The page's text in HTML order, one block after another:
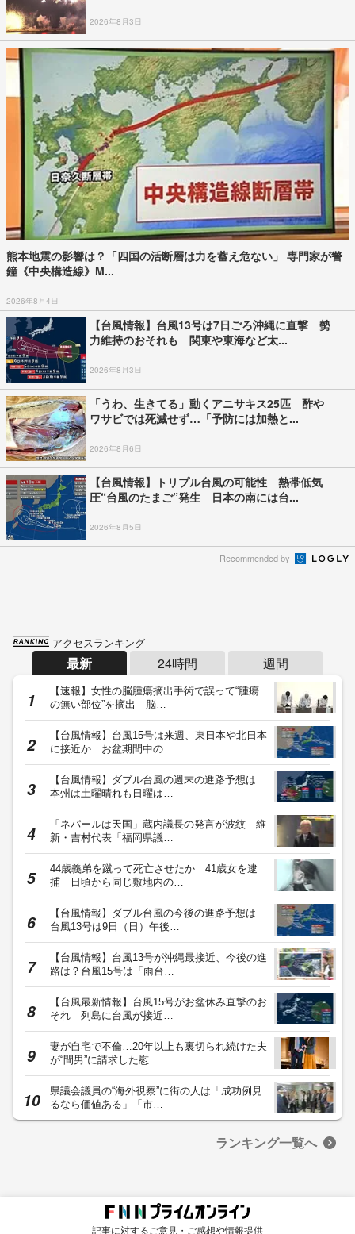
2026年8月3日
熊本地震の影響は？「四国の活断層は力を蓄え危ない」 専門家が警
鐘《中央構造線》M...
2026年8月4日
【台風情報】台風13号は7日ごろ沖縄に直撃 勢
力維持のおそれも 関東や東海など太...
2026年8月3日
「うわ、生きてる」動くアニサキス25匹 酢や
ワサビでは死滅せず…「予防には加熱と...
2026年8月6日
【台風情報】トリプル台風の可能性 熱帯低気
圧“台風のたまご”発生 日本の南には台...
2026年8月5日
Recommended by
アクセスランキング
最新 24時間 週間
【速報】女性の脳腫瘍摘出手術で誤って“腫瘍
の無い部位”を摘出 脳…
【台風情報】台風15号は来週、東日本や北日本
に接近か お盆期間中の…
【台風情報】ダブル台風の週末の進路予想は
本州は土曜晴れも日曜は…
「ネパールは天国」蔵内議長の発言が波紋 維
新・吉村代表「福岡県議…
44歳義弟を蹴って死亡させたか 41歳女を逮
捕 日頃から同じ敷地内の…
【台風情報】ダブル台風の今後の進路予想は
台風13号は9日（日）午後…
【台風情報】台風13号が沖縄最接近、今後の進
路は？台風15号は「雨台…
【台風最新情報】台風15号がお盆休み直撃のお
それ 列島に台風が接近…
妻が自宅で不倫…20年以上も裏切られ続けた夫
が“間男”に請求した慰…
県議会議員の“海外視察”に街の人は「成功例見
るなら価値ある」「市…
ランキング一覧へ
記事に対するご意見・ご感想や情報提供